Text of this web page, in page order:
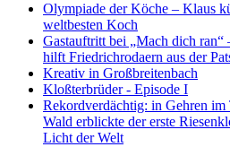
Olympiade der Köche – Klaus
weltbesten Koch
Gastauftritt bei „Mach dich ran“
hilft Friedrichrodaern aus der
Kreativ in Großbreitenbach
Kloßterbrüder - Episode I
Rekordverdächtig: in Gehren im
Wald erblickte der erste
Licht der Welt